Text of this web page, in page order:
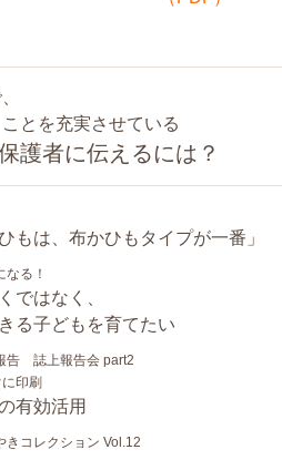
とを充実させている
護者に伝えるには？
もは、布かひもタイプが一番」
る！
ではなく、
る子どもを育てたい
告 誌上報告会 part2
印刷
有効活用
きコレクション Vol.12